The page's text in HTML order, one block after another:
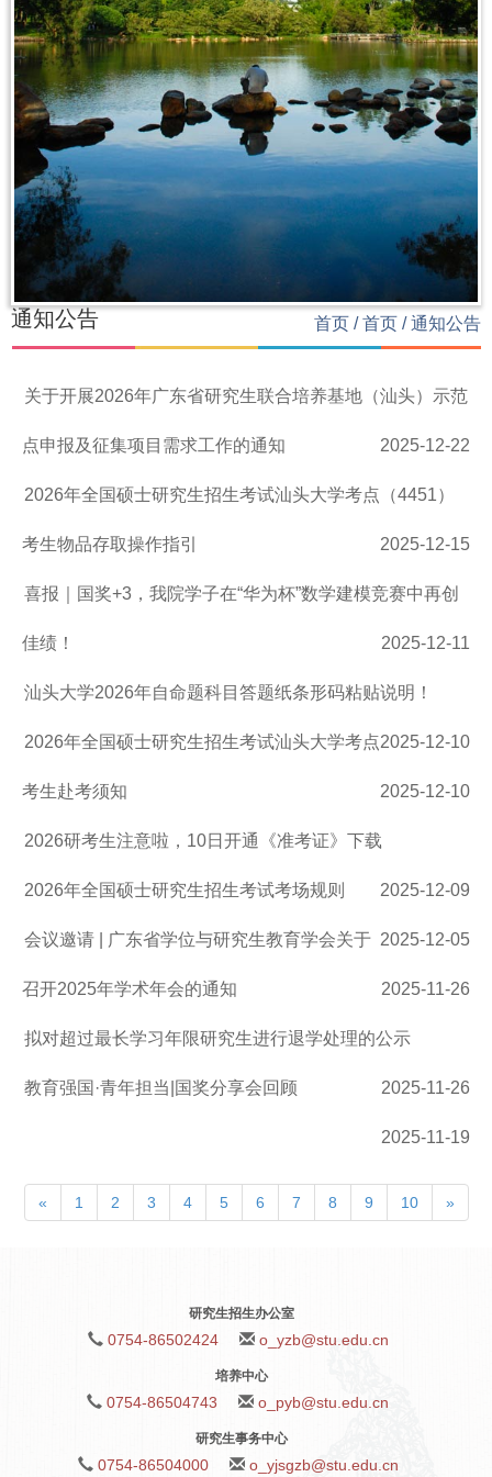
通知公告 首页 /首页 /通知公告
关于开展2026年广东省研究生联合培养基地（汕头）示范
点申报及征集项目需求工作的通知 2025-12-22
2026年全国硕士研究生招生考试汕头大学考点（4451）
考生物品存取操作指引 2025-12-15
喜报｜国奖+3，我院学子在“华为杯”数学建模竞赛中再创
佳绩！ 2025-12-11
汕头大学2026年自命题科目答题纸条形码粘贴说明！
2025-12-10
2026年全国硕士研究生招生考试汕头大学考点
考生赴考须知 2025-12-10
2026研考生注意啦，10日开通《准考证》下载
2025-12-09
2026年全国硕士研究生招生考试考场规则
2025-12-05
会议邀请 | 广东省学位与研究生教育学会关于
召开2025年学术年会的通知 2025-11-26
拟对超过最长学习年限研究生进行退学处理的公示
2025-11-26
教育强国·青年担当|国奖分享会回顾
2025-11-19
« 1 2 3 4 5 6 7 8 9 10 »
研究生招生办公室
0754-86502424 o_yzb@stu.edu.cn
培养中心
0754-86504743 o_pyb@stu.edu.cn
研究生事务中心
0754-86504000 o_yjsgzb@stu.edu.cn